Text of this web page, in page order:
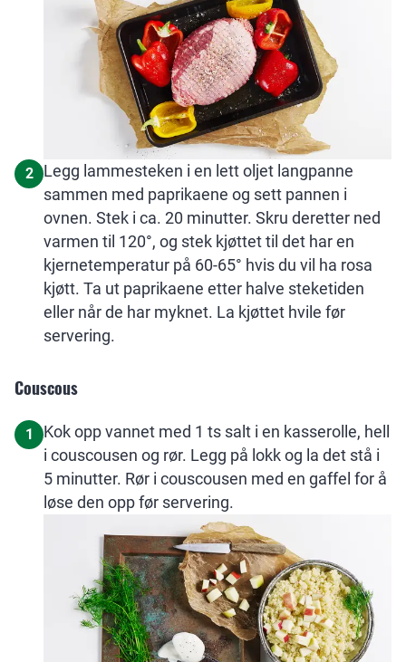
2
Legg lammesteken i en lett oljet langpanne
sammen med paprikaene og sett pannen i
ovnen. Stek i ca. 20 minutter. Skru deretter ned
varmen til 120°, og stek kjøttet til det har en
kjernetemperatur på 60-65° hvis du vil ha rosa
kjøtt. Ta ut paprikaene etter halve steketiden
eller når de har myknet. La kjøttet hvile før
servering.
Couscous
1
Kok opp vannet med 1 ts salt i en kasserolle, hell
i couscousen og rør. Legg på lokk og la det stå i
5 minutter. Rør i couscousen med en gaffel for å
løse den opp før servering.